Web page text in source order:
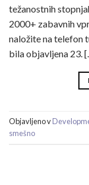
težanostnih
2000+ zabavnih
naložite na telefon
bila objavljena 23.
Objavljeno v
smešno